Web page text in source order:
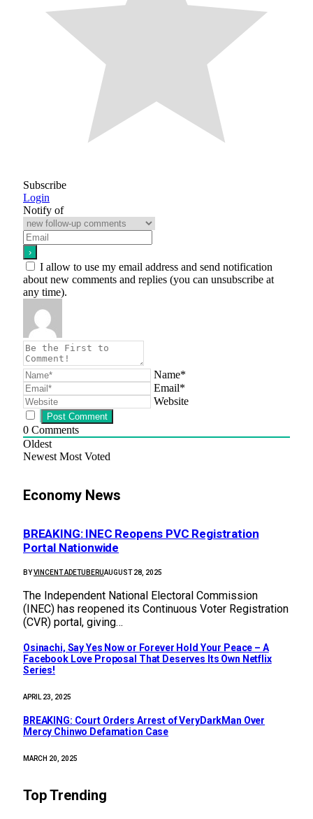
Subscribe
Login
Notify of
I allow to use my email address and send notification
about new comments and replies (you can unsubscribe at
any time).
Name*
Email*
Website
0 Comments
Oldest
Newest Most Voted
Economy News
BREAKING: INEC Reopens PVC Registration
Portal Nationwide
BYVINCENT ADETUBERUAUGUST 28, 2025
The Independent National Electoral Commission
(INEC) has reopened its Continuous Voter Registration
(CVR) portal, giving…
Osinachi, Say Yes Now or Forever Hold Your Peace – A
Facebook Love Proposal That Deserves Its Own Netflix
Series!
APRIL 23, 2025
BREAKING: Court Orders Arrest of VeryDarkMan Over
Mercy Chinwo Defamation Case
MARCH 20, 2025
Top Trending